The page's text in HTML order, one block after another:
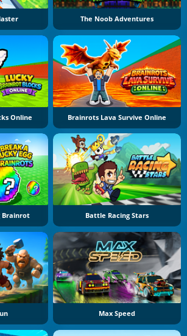
The Noob Adventures
Online Brainrots Lava Survive Online
Brainrot Battle Racing Stars
Max Speed